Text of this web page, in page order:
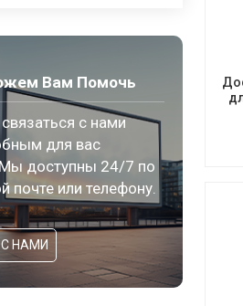
Вам Помочь
с нами
для вас
доступны 24/7 по
почте или телефону.
НАМИ